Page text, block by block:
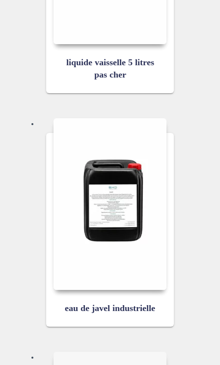
liquide vaisselle 5 litres
pas cher
eau de javel industrielle